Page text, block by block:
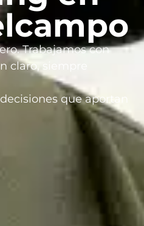
Trabajamos con
claro, siempre
que aportan